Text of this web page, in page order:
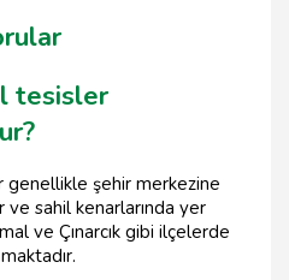
tesisler
şehir merkezine
sahil kenarlarında yer
ve Çınarcık gibi ilçelerde